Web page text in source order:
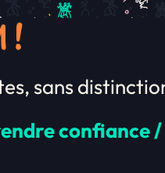
!
sans